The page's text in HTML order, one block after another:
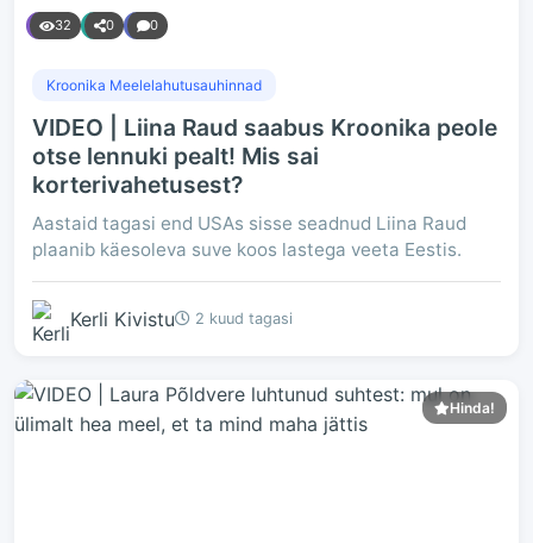
32 0 0
Kroonika Meelelahutusauhinnad
VIDEO | Liina Raud saabus Kroonika peole
otse lennuki pealt! Mis sai
korterivahetusest?
Aastaid tagasi end USAs sisse seadnud Liina Raud
plaanib käesoleva suve koos lastega veeta Eestis.
Kerli Kivistu 2 kuud tagasi
Hinda!